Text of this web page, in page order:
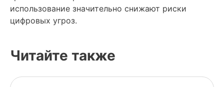
использование значительно снижают риски
цифровых угроз.
Читайте также